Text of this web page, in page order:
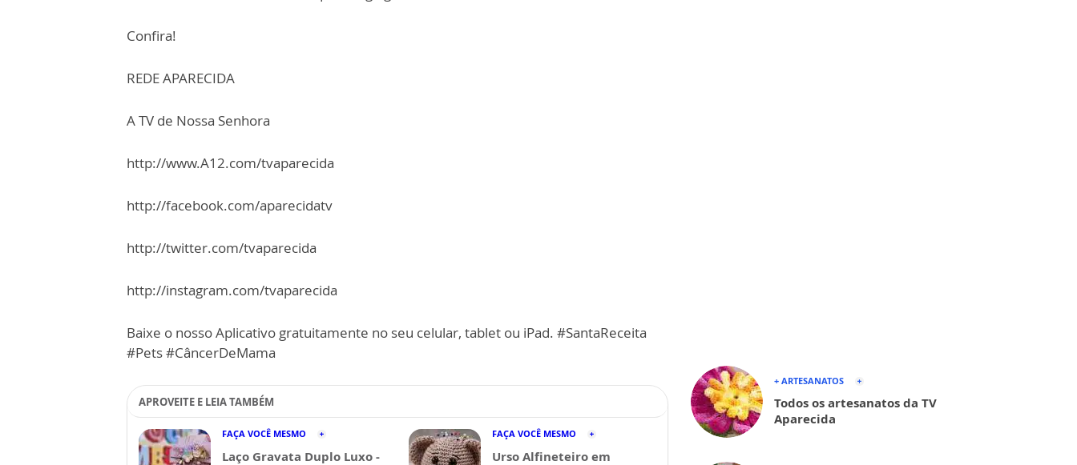
Confira!
REDE APARECIDA
A TV de Nossa Senhora
http://www.A12.com/tvaparecida
http://facebook.com/aparecidatv
http://twitter.com/tvaparecida
http://instagram.com/tvaparecida
Baixe o nosso Aplicativo gratuitamente no seu celular, tablet ou iPad. #SantaReceita
#Pets #CâncerDeMama
APROVEITE E LEIA TAMBÉM
FAÇA VOCÊ MESMO
Laço Gravata Duplo Luxo -
FAÇA VOCÊ MESMO
Urso Alfineteiro em
+ ARTESANATOS
Todos os artesanatos da TV
Aparecida